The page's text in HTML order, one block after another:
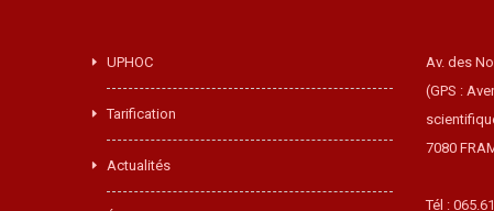
UPHOC
Tarification
Actualités
Av. des
(GPS :
7080
Tél :